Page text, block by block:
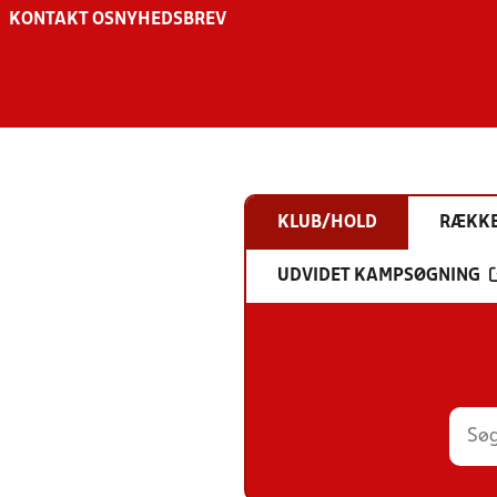
KONTAKT OS NYHEDSBREV
KLUB/HOLD
UDVIDET KAMPSØGNING